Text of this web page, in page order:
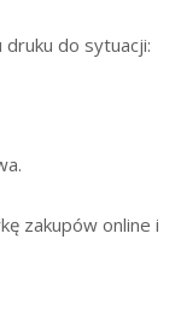
do sytuacji:
zakupów online i